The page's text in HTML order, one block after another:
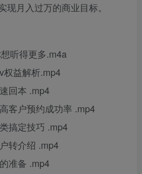
现月入过万的商业目标。
听得更多.m4a
权益解析.mp4
回本 .mp4
客户预约成功率 .mp4
搞定技巧 .mp4
转介绍 .mp4
准备 .mp4